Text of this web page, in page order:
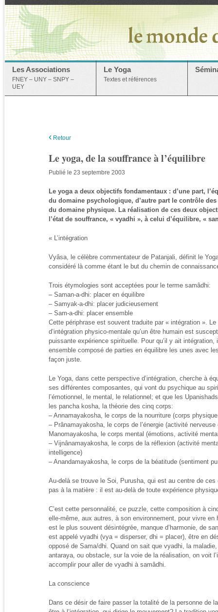
Les Associations
FNEY – UNY – SNPY –
UEY
Le Yoga
Textes et références
‹ Retour
Le yoga, de la souffrance à l’équilibre
Publié le 23 septembre 2003
Le yoga a deux objectifs fondamentaux : d’une part,
du domaine psychologique, d’autre part le contrôle
du domaine physique. La réalisation de ces deux
l’état de souffrance, « vyadhi », à celui d’équilibre, «
« L’intégration
Vyâsa, le célèbre commentateur de Patanjali, définit le
considéré là comme étant le but du chemin de
Trois étymologies sont acceptées pour le terme samâdhi:
– Saman-a-dhi: placer en équilibre
– Samyak-a-dhi: placer judicieusement
– Sam-a-dhi: placer ensemble
Cette périphrase est souvent traduite par « intégration ».
d’intégration physico-mentale qu’un être humain est
puissante expérience spirituelle. Pour qu’il y ait
ensemble composé de parties en équilibre les unes avec
façon juste.
Le Yoga, dans cette perspective d’intégration, cherche à
ses différentes composantes, qui vont du psychique au
l’émotionnel, le mental, le relationnel; et que les
les pancha kosha, la théorie des cinq corps:
– Annamayakosha, le corps de la nourriture (corps
– Prânamayakosha, le corps de l’énergie (activité
Manomayakosha, le corps mental (émotions, activité
– Vijnânamayakosha, le corps de la réflexion (activité
intelligence)
– Anandamayakosha, le corps de la béatitude (sentiment
Au-delà se trouve le Soi, Purusha, qui est au centre de ces
pas à la matière : il est au-delà de toute expérience
C’est cette personnalité, ce puzzle, cette composition à
elle-même, aux autres, à son environnement, pour vivre en
est le plus souvent désintégrée, manque d’harmonie, de
est appelé vyadhi (vya = disperser, dhi = placer), être en
opposé de Sama/dhi. Quand on sait que vyadhi, la
antaraya, ou obstacle, sur la voie de la réalisation, on voit
accomplir pour aller de vyadhi à samâdhi.
La conscience
Dans ce désir de faire passer la totalité de la personne de